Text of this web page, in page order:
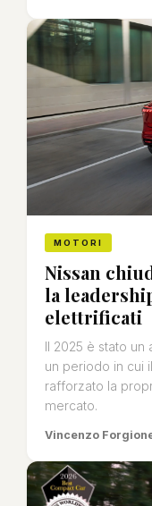
MOTORI
Nissan
la
elettrificati
Il 2025 è stato un
un periodo in cui
rafforzato la
mercato.
Vincenzo